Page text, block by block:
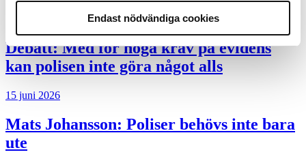
Endast nödvändiga cookies
Debatt:Med för höga krav på evidens
kan polisen inte göra något alls
15 juni 2026
Mats Johansson: Poliser behövs inte bara
ute